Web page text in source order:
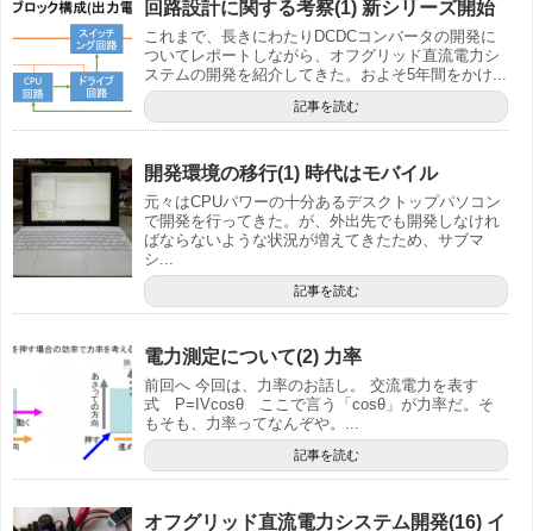
回路設計に関する考察(1) 新シリーズ開始
これまで、長きにわたりDCDCコンバータの開発に
ついてレポートしながら、オフグリッド直流電力シ
ステムの開発を紹介してきた。およそ5年間をかけ...
記事を読む
開発環境の移行(1) 時代はモバイル
元々はCPUパワーの十分あるデスクトップパソコン
で開発を行ってきた。が、外出先でも開発しなけれ
ばならないような状況が増えてきたため、サブマ
シ...
記事を読む
電力測定について(2) 力率
前回へ 今回は、力率のお話し。 交流電力を表す
式 P=IVcosθ ここで言う「cosθ」が力率だ。そ
もそも、力率ってなんぞや。...
記事を読む
オフグリッド直流電力システム開発(16) イ